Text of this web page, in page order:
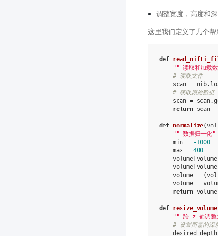
调整宽度，高度和
这里我们定义了几个
def
"""读取和加载
# 读取文件
scan = nib.
# 获取原始数据
scan = scan.
return scan
def normalize(
"""数据归一化
min = -1000
max = 400
volume volume
volume volume
volume = (
volume =
return volume
def resize_volume
"""跨 z 轴调
# 设置所需的深
desired_depth